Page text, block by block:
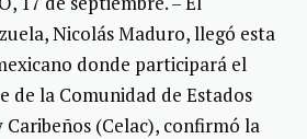
Nicolás Maduro, llegó esta
donde participará el
de la Comunidad de Estados
(Celac), confirmó la